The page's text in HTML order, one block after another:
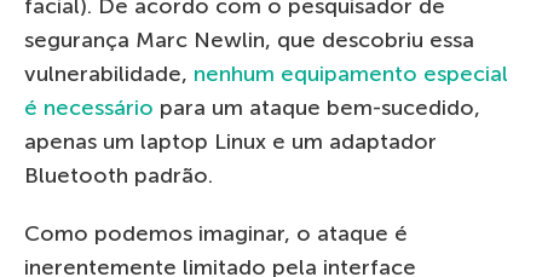
facial). De acordo com o pesquisador de
segurança Marc Newlin, que descobriu essa
vulnerabilidade, nenhum equipamento especial
é necessário para um ataque bem-sucedido,
apenas um laptop Linux e um adaptador
Bluetooth padrão.
Como podemos imaginar, o ataque é
inerentemente limitado pela interface